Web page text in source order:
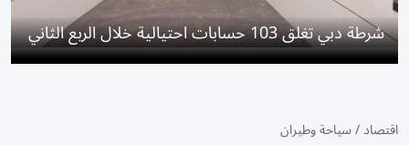
شرطة دبي تغلق 103 حسابات احتيالية خلال الربع الثاني
اقتصاد/سياحة وطيران